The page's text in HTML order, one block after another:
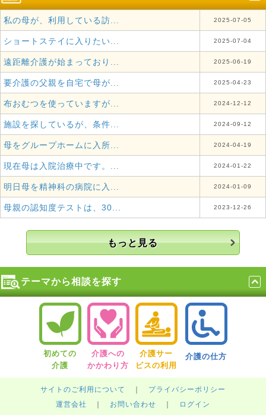
私の母が、利用している訪... 2025-07-05
ショートステイに入りたい... 2025-07-04
遠距離介護が始まっており... 2025-06-19
要介護の父親を自宅で母が... 2025-04-23
布おむつを使っていますが... 2024-12-12
施設を探しているが、条件... 2024-09-12
母をグループホームに入所... 2024-04-19
現在母は入院治療中です。... 2024-01-22
明日母を精神科の病院に入... 2024-01-09
母親の認知度テストは、30... 2023-12-26
もっと見る
テーマから相談を探す
初めての
介護
介護への
かかわり方
介護サー
ビスの利用
介護の仕方
サイトのご利用について
プライバシーポリシー
運営会社
お問い合わせ ログイン